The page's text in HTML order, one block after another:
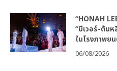
“HONAH
“บีเวอร์-ต้นห
ในโรงภาพย
06/08/2026